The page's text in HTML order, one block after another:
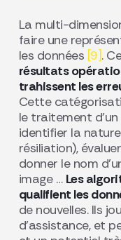
La multi-
faire une
les données [9].
résultats
trahissent les
Cette
le traitement
identifier la
résiliation),
donner le nom
image … Les
qualifient les
de nouvelles. Ils
d’assistance, et